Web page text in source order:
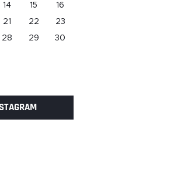
14 15
16
21 22
23
28 29
30